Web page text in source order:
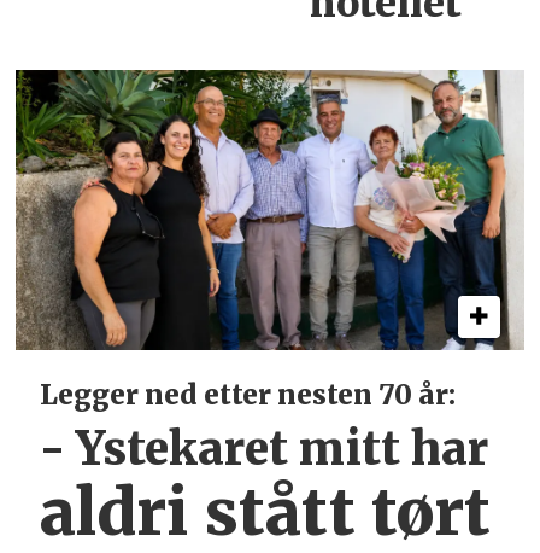
Legger ned etter nesten 70 år:
- Ystekaret mitt har
aldri stått tørt